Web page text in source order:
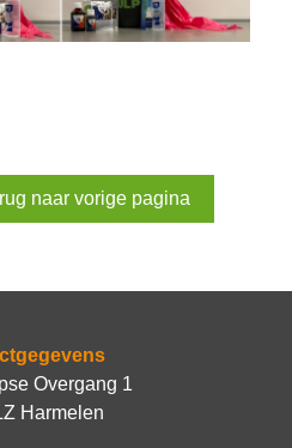
naar vorige pagina
Overgang 1
Harmelen